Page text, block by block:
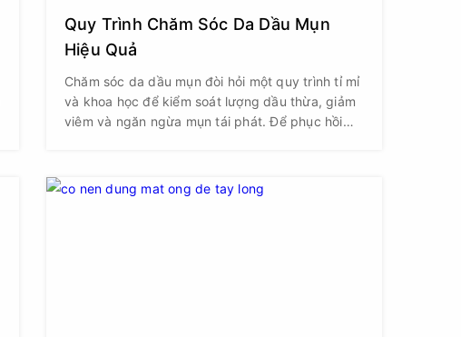
Quy Trình Chăm Sóc Da Dầu Mụn
Hiệu Quả
Chăm sóc da dầu mụn đòi hỏi một quy trình tỉ mỉ
và khoa học để kiểm soát lượng dầu thừa, giảm
viêm và ngăn ngừa mụn tái phát. Để phục hồi
toner, đắp mặt nạ, sử dụng sản phẩm đặc trị,
dưỡng ẩm và chống nắng.